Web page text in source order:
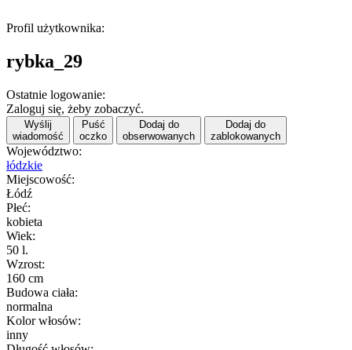
Profil użytkownika:
rybka_29
Ostatnie logowanie:
Zaloguj się, żeby zobaczyć.
Wyślij
wiadomość
Puść
oczko
Dodaj do
obserwowanych
Dodaj do
zablokowanych
Województwo:
łódzkie
Miejscowość:
Łódź
Płeć:
kobieta
Wiek:
50 l.
Wzrost:
160 cm
Budowa ciała:
normalna
Kolor włosów:
inny